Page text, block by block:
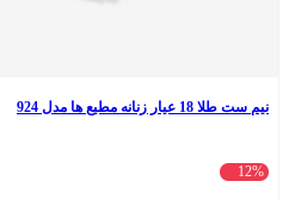
نیم ست طلا 18 عیار زنانه مطیع ها مدل 924
12%